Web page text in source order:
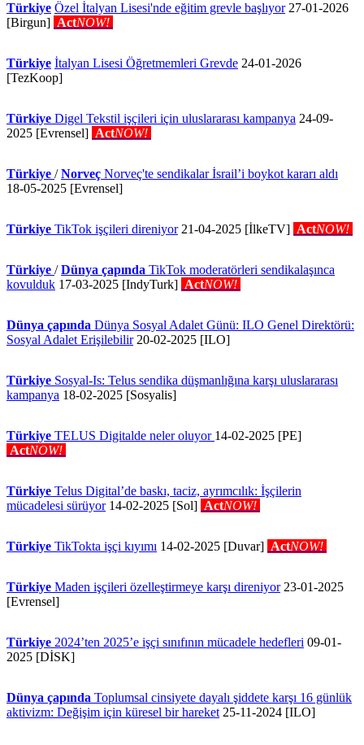
Türkiye Özel İtalyan Lisesi'nde eğitim grevle başlıyor27-01-2026
[Birgun] ActNOW!
Türkiye İtalyan Lisesi Öğretmemleri Grevde 24-01-2026
[TezKoop]
Türkiye Digel Tekstil işçileri için uluslararası kampanya 24-09-
2025 [Evrensel] ActNOW!
Türkiye /Norveç Norveç'te sendikalar İsrail’i boykot kararı aldı
18-05-2025 [Evrensel]
Türkiye TikTok işçileri direniyor21-04-2025 [İlkeTV] ActNOW!
Türkiye /Dünya çapında TikTok moderatörleri sendikalaşınca
kovulduk 17-03-2025 [IndyTurk] ActNOW!
Dünya çapında Dünya Sosyal Adalet Günü: ILO Genel Direktörü:
Sosyal Adalet Erişilebilir20-02-2025 [ILO]
Türkiye Sosyal-Is: Telus sendika düşmanlığına karşı uluslararası
kampanya 18-02-2025 [Sosyalis]
Türkiye TELUS Digitalde neler oluyor 14-02-2025 [PE]
ActNOW!
Türkiye Telus Digital’de baskı, taciz, ayrımcılık: İşçilerin
mücadelesi sürüyor14-02-2025 [Sol] ActNOW!
Türkiye TikTokta işçi kıyımı 14-02-2025 [Duvar] ActNOW!
Türkiye Maden işçileri özelleştirmeye karşı direniyor23-01-2025
[Evrensel]
Türkiye 2024’ten 2025’e işçi sınıfının mücadele hedefleri 09-01-
2025 [DİSK]
Dünya çapında Toplumsal cinsiyete dayalı şiddete karşı 16 günlük
aktivizm: Değişim için küresel bir hareket 25-11-2024 [ILO]